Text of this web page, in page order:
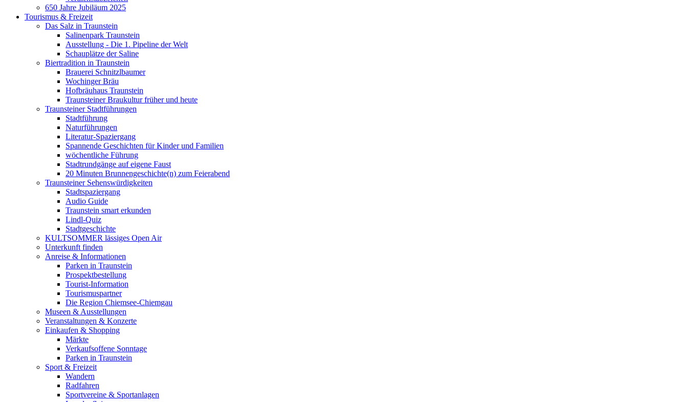
650 Jahre Jubiläum 2025
Tourismus & Freizeit
Das Salz in Traunstein
Salinenpark Traunstein
Ausstellung - Die 1. Pipeline der Welt
Schauplätze der Saline
Biertradition in Traunstein
Brauerei Schnitzlbaumer
Wochinger Bräu
Hofbräuhaus Traunstein
Traunsteiner Braukultur früher und heute
Traunsteiner Stadtführungen
Stadtführung
Naturführungen
Literatur-Spaziergang
Spannende Geschichten für Kinder und Familien
wöchentliche Führung
Stadtrundgänge auf eigene Faust
20 Minuten Brunnengeschichte(n) zum Feierabend
Traunsteiner Sehenswürdigkeiten
Stadtspaziergang
Audio Guide
Traunstein smart erkunden
Lindl-Quiz
Stadtgeschichte
KULTSOMMER lässiges Open Air
Unterkunft finden
Anreise & Informationen
Parken in Traunstein
Prospektbestellung
Tourist-Information
Tourismuspartner
Die Region Chiemsee-Chiemgau
Museen & Ausstellungen
Veranstaltungen & Konzerte
Einkaufen & Shopping
Märkte
Verkaufsoffene Sonntage
Parken in Traunstein
Sport & Freizeit
Wandern
Radfahren
Sportvereine & Sportanlagen